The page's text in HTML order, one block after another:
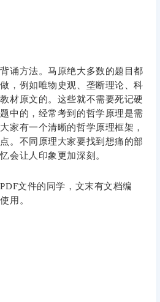
诵方法。马原绝大多数的题目都
，例如唯物史观、垄断理论、科
材原文的。这些就不需要死记硬
中的，经常考到的哲学原理是需
家有一个清晰的哲学原理框架，
。不同原理大家要找到想痛的部
会让人印象更加深刻。
文件的同学，文末有文档编
用。